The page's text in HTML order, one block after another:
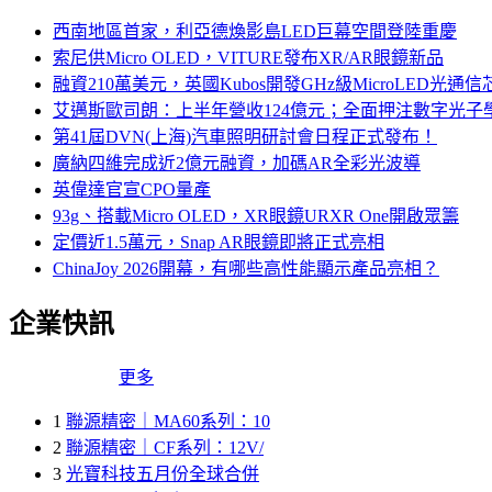
西南地區首家，利亞德煥影島LED巨幕空間登陸重慶
索尼供Micro OLED，VITURE發布XR/AR眼鏡新品
融資210萬美元，英國Kubos開發GHz級MicroLED光通信
艾邁斯歐司朗：上半年營收124億元；全面押注數字光子
第41屆DVN(上海)汽車照明研討會日程正式發布！
廣納四維完成近2億元融資，加碼AR全彩光波導
英偉達官宣CPO量產
93g、搭載Micro OLED，XR眼鏡URXR One開啟眾籌
定價近1.5萬元，Snap AR眼鏡即將正式亮相
ChinaJoy 2026開幕，有哪些高性能顯示產品亮相？
企業快訊
更多
1 聯源精密｜MA60系列：10
2 聯源精密｜CF系列：12V/
3 光寶科技五月份全球合併